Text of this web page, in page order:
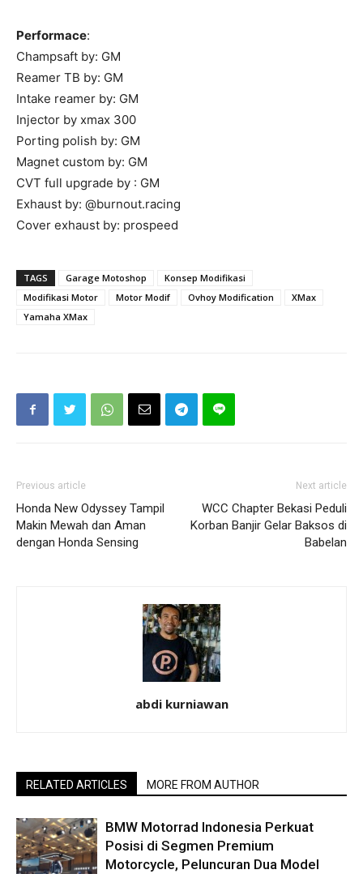
Performace:
Champsaft by: GM
Reamer TB by: GM
Intake reamer by: GM
Injector by xmax 300
Porting polish by: GM
Magnet custom by: GM
CVT full upgrade by : GM
Exhaust by: @burnout.racing
Cover exhaust by: prospeed
TAGS Garage Motoshop
Konsep Modifikasi
Modifikasi Motor
Motor Modif Ovhoy Modification
XMax
Yamaha XMax
Previous article
Honda New Odyssey Tampil
Makin Mewah dan Aman
dengan Honda Sensing
Next article
WCC Chapter Bekasi Peduli
Korban Banjir Gelar Baksos di
Babelan
abdi kurniawan
RELATED ARTICLES MORE FROM AUTHOR
BMW Motorrad Indonesia Perkuat
Posisi di Segmen Premium
Motorcycle, Peluncuran Dua Model